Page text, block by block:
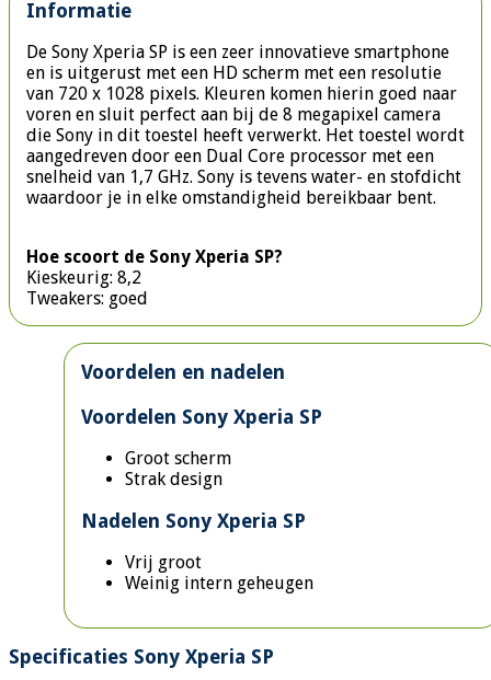
Informatie
De Sony Xperia SP is een zeer innovatieve smartphone
en is uitgerust met een HD scherm met een resolutie
van 720 x 1028 pixels. Kleuren komen hierin goed naar
voren en sluit perfect aan bij de 8 megapixel camera
die Sony in dit toestel heeft verwerkt. Het toestel wordt
aangedreven door een Dual Core processor met een
snelheid van 1,7 GHz. Sony is tevens water- en stofdicht
waardoor je in elke omstandigheid bereikbaar bent.
Hoe scoort de Sony Xperia SP?
Kieskeurig: 8,2
Tweakers: goed
Voordelen en nadelen
Voordelen Sony Xperia SP
Groot scherm
Strak design
Nadelen Sony Xperia SP
Vrij groot
Weinig intern geheugen
Specificaties Sony Xperia SP